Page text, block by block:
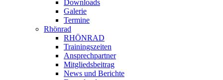
Downloads
Galerie
Termine
Rhönrad
RHÖNRAD
Trainingszeiten
Ansprechpartner
Mitgliedsbeitrag
News und Berichte